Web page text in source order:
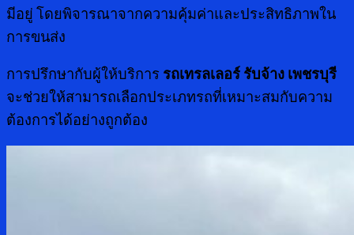
มีอยู่ โดยพิจารณาจากความคุ้มค่าและประสิทธิภาพใน
การขนส่ง
การปรึกษากับผู้ให้บริการ รถเทรลเลอร์ รับจ้าง เพชรบุรี
จะช่วยให้สามารถเลือกประเภทรถที่เหมาะสมกับความ
ต้องการได้อย่างถูกต้อง